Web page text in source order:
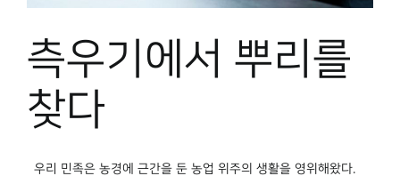
박물관 홈페이지
측우기에서 뿌리를
찾다
우리 민족은 농경에 근간을 둔 농업 위주의 생활을 영위해왔다.